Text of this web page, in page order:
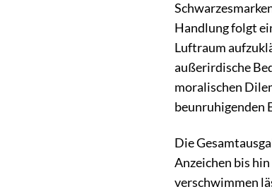
Handlung folgt
Luftraum
außerirdische
moralischen
beunruhigenden
Die
Anzeichen bis
verschwimmen